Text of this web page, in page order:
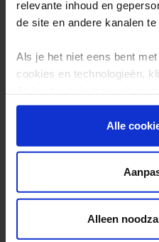
relevante inhoud en
de site en andere kanalen te
Als je het niet eens bent
cookies en technologieën,
onder aan de pagina op elk
toekomst wijzigen.Alle
Alleen
Festivalreizen
Nieuwe reizen
Over Shoestring
Bel, mail of chat met ons
Privacybeleid
Disclaimer & copyright